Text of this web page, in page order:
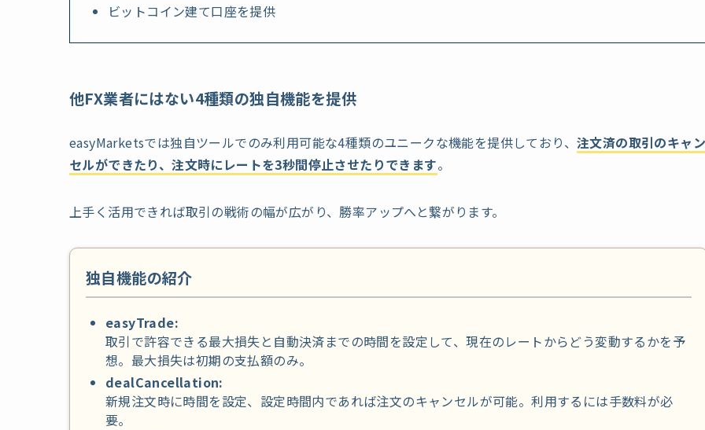
ビットコイン建て口座を提供
他FX業者にはない4種類の独自機能を提供
easyMarketsでは独自ツールでのみ利用可能な4種類のユニークな機能を提供しており、 注文済の取引のキャン
セルができたり、注文時にレートを3秒間停止させたりできます。
上手く活用できれば取引の戦術の幅が広がり、勝率アップへと繋がります。
独自機能の紹介
easyTrade:
取引で許容できる最大損失と自動決済までの時間を設定して、現在のレートからどう変動するかを予
想。最大損失は初期の支払額のみ。
dealCancellation:
新規注文時に時間を設定、設定時間内であれば注文のキャンセルが可能。利用するには手数料が必
要。